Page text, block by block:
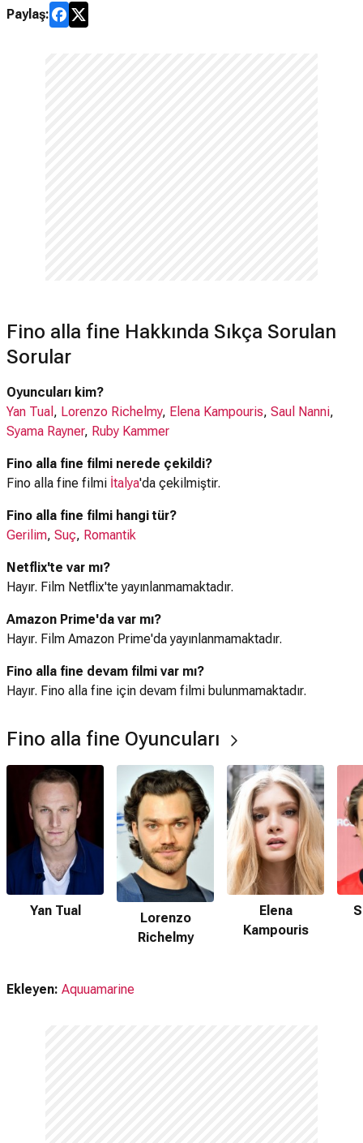
Paylaş:
Fino alla fine Hakkında Sıkça Sorulan
Sorular
Oyuncuları kim?
Yan Tual , Lorenzo Richelmy, Elena Kampouris, Saul Nanni,
Syama Rayner, Ruby Kammer
Fino alla fine filmi nerede çekildi?
Fino alla fine filmi İtalya'da çekilmiştir.
Fino alla fine filmi hangi tür?
Gerilim, Suç, Romantik
Netflix'te var mı?
Hayır. Film Netflix'te yayınlanmamaktadır.
Amazon Prime'da var mı?
Hayır. Film Amazon Prime'da yayınlanmamaktadır.
Fino alla fine devam filmi var mı?
Hayır. Fino alla fine için devam filmi bulunmamaktadır.
Fino alla fine Oyuncuları
Yan Tual
Lorenzo
Richelmy
Elena
Kampouris
Ekleyen: Aquuamarine